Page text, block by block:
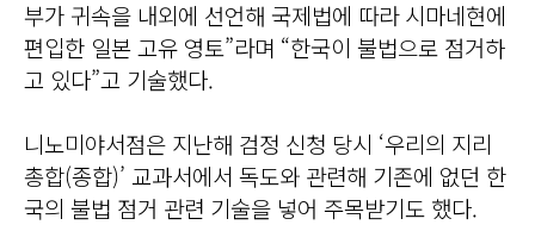
부가 귀속을 내외에 선언해 국제법에 따라 시마네현에
편입한 일본 고유 영토”라며 “한국이 불법으로 점거하
고 있다”고 기술했다.
니노미야서점은 지난해 검정 신청 당시 ‘우리의 지리
총합(종합)’ 교과서에서 독도와 관련해 기존에 없던 한
국의 불법 점거 관련 기술을 넣어 주목받기도 했다.